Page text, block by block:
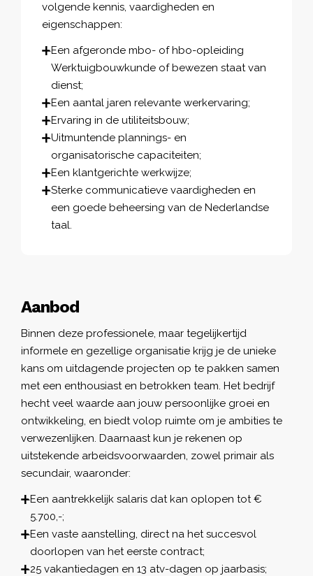
Aanbod
Binnen deze professionele, maar tegelijkertijd
informele en gezellige organisatie krijg je de unieke
kans om uitdagende projecten op te pakken samen
met een enthousiast en betrokken team. Het bedrijf
hecht veel waarde aan jouw persoonlijke groei en
ontwikkeling, en biedt volop ruimte om je ambities te
verwezenlijken. Daarnaast kun je rekenen op
uitstekende arbeidsvoorwaarden, zowel primair als
secundair, waaronder:
Een aantrekkelijk salaris dat kan oplopen tot €
5.700,-;
Een vaste aanstelling, direct na het succesvol
doorlopen van het eerste contract;
25 vakantiedagen en 13 atv-dagen op jaarbasis;
volgende kennis, vaardigheden en
eigenschappen:
Een afgeronde mbo- of hbo-opleiding
Werktuigbouwkunde of bewezen staat van
dienst;
Een aantal jaren relevante werkervaring;
Ervaring in de utiliteitsbouw;
Uitmuntende plannings- en
organisatorische capaciteiten;
Een klantgerichte werkwijze;
Sterke communicatieve vaardigheden en
een goede beheersing van de Nederlandse
taal.